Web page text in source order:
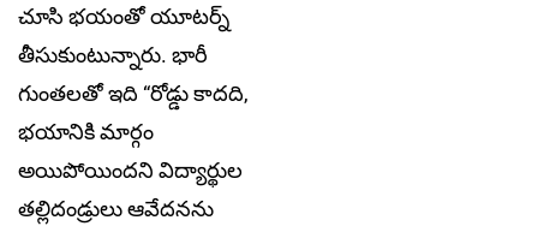
చూసి భ‌యంతో యూట‌ర్న్
తీసుకుంటున్నారు. భారీ
గుంతల‌తో ఇది “రోడ్డు కాదది,
భయానికి మార్గం
అయిపోయిందని విద్యార్థుల
తల్లిదండ్రులు ఆవేదనను